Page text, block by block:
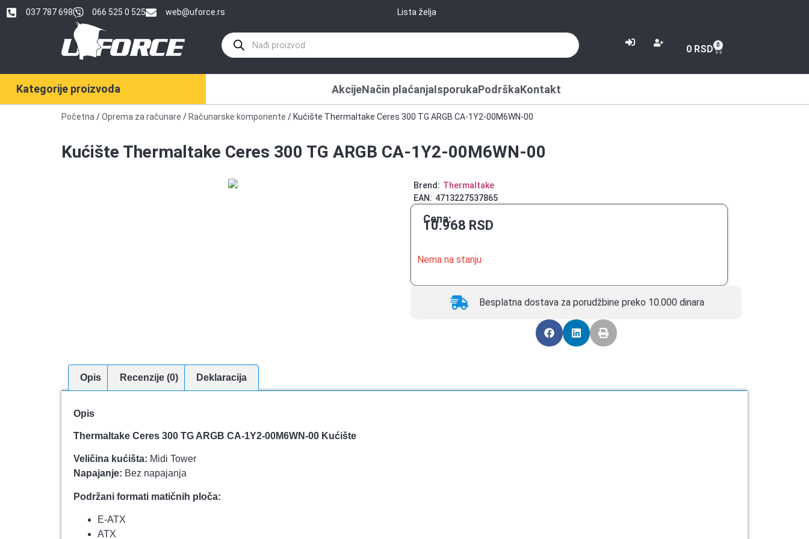
037 787 698 066 525 0 525 web@uforce.rs Lista želja
0 RSD 0
Kategorije proizvoda AkcijeNačin plaćanjaIsporukaPodrškaKontakt
Početna /Oprema za računare / Računarske komponente / Kućište Thermaltake Ceres 300 TG ARGB CA-1Y2-00M6WN-00
Kućište Thermaltake Ceres 300 TG ARGB CA-1Y2-00M6WN-00
Brend: Thermaltake
EAN: 4713227537865
Cena:
10.968 RSD
Nema na stanju
Besplatna dostava za porudžbine preko 10.000 dinara
Opis Recenzije (0) Deklaracija
Opis
Thermaltake Ceres 300 TG ARGB CA-1Y2-00M6WN-00 Kućište
Veličina kućišta: Midi Tower
Napajanje: Bez napajanja
Podržani formati matičnih ploča:
E-ATX
ATX